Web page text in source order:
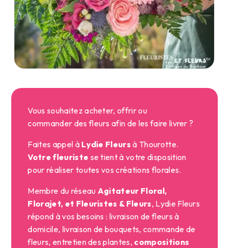
Vous souhaitez acheter, offrir ou
commander des fleurs afin de les faire livrer ?
Faites appel à Lydie Fleurs à Thourotte.
Votre fleuriste se tient à votre disposition
pour réaliser toutes vos créations florales.
Membre du réseau Agitateur Floral,
Florajet, et Fleuristes & Fleurs, Lydie Fleurs
répond à vos besoins : livraison de fleurs à
domicile, livraison de bouquets, commande de
fleurs, entretien des plantes, compositions